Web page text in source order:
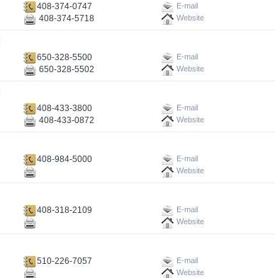
408-374-0747 E-mail
408-374-5718 Website
650-328-5500 E-mail
650-328-5502 Website
408-433-3800 E-mail
408-433-0872 Website
408-984-5000
E-mail
Website
408-318-2109
E-mail
Website
510-226-7057
E-mail
Website